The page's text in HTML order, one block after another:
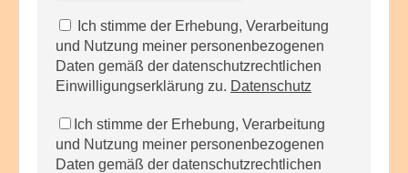
Ich stimme der Erhebung, Verarbeitung
und Nutzung meiner personenbezogenen
Daten gemäß der datenschutzrechtlichen
Einwilligungserklärung zu. Datenschutz
Ich stimme der Erhebung, Verarbeitung
und Nutzung meiner personenbezogenen
Daten gemäß der datenschutzrechtlichen